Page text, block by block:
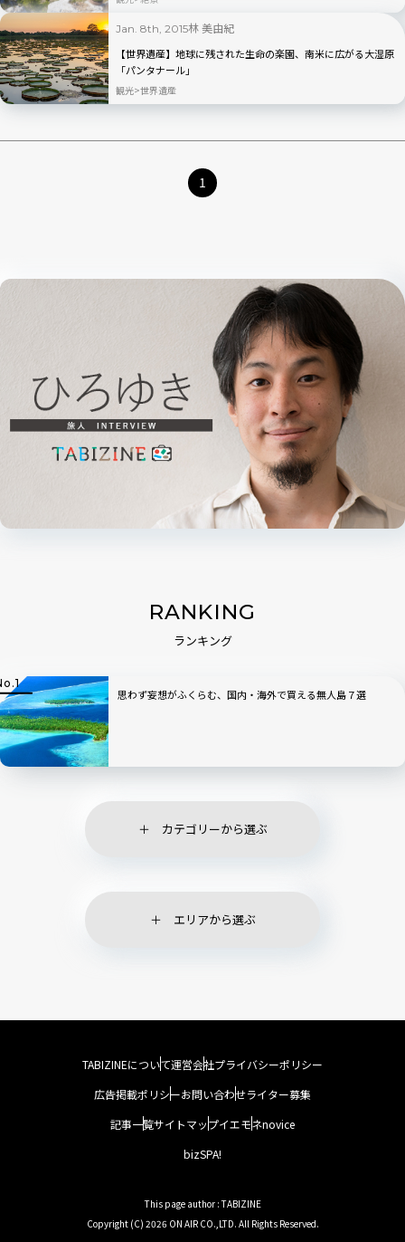
Jan. 8th, 2015林 美由紀
【世界遺産】地球に残された生命の楽園、南米に広がる大湿原
「パンタナール」
観光 世界遺産
1
RANKING
ランキング
思わず妄想がふくらむ、国内・海外で買える無人島７選
カテゴリーから選ぶ
エリアから選ぶ
TABIZINEについて運営会社プライバシーポリシー
広告掲載ポリシーお問い合わせライター募集
記事一覧サイトマップイエモネnovice
bizSPA!
This page author : TABIZINE
Copyright (C) 2026 ON AIR CO.,LTD. All Rights Reserved.